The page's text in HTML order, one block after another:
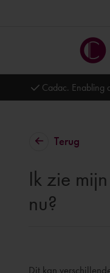
Cadac. Enabling
Terug
Ik zie
nu?
Dit kan